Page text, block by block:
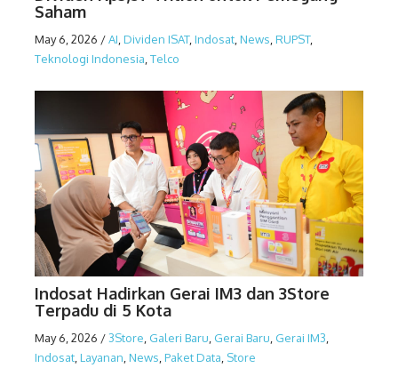
Saham
May 6, 2026 /AI,Dividen ISAT,Indosat,News,RUPST,
Teknologi Indonesia,Telco
Indosat Hadirkan Gerai IM3 dan 3Store
Terpadu di 5 Kota
May 6, 2026 /3Store Galeri Baru Gerai Baru Gerai IM3
Indosat Layanan News Paket Data Store